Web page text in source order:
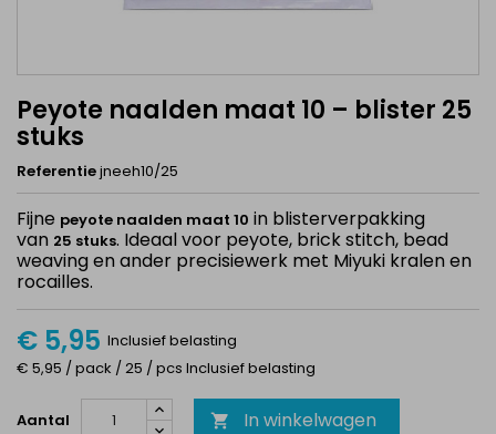
Peyote naalden maat 10 – blister 25
stuks
Referentiejneeh10/25
Fijne peyote naalden maat 10 in blisterverpakking
van 25 stuks. Ideaal voor peyote, brick stitch, bead
weaving en ander precisiewerk met Miyuki kralen en
rocailles.
€ 5,95 Inclusief belasting
€ 5,95 / pack / 25 / pcs Inclusief belasting
Aantal  In winkelwagen